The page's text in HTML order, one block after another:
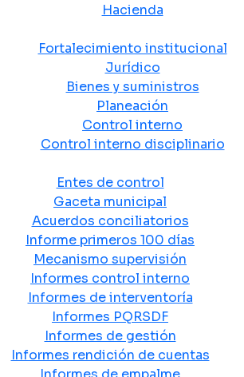
Hacienda
Fortalecimiento institucional
Jurídico
Bienes y suministros
Planeación
Control interno
Control interno disciplinario
Entes de control
Gaceta municipal
Acuerdos conciliatorios
Informe primeros 100 días
Mecanismo supervisión
Informes control interno
Informes de interventoría
Informes PQRSDF
Informes de gestión
Informes rendición de cuentas